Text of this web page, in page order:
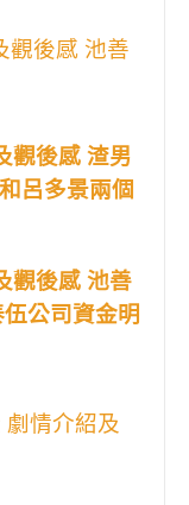
觀後感 池善
觀後感 渣男
呂多景兩個
觀後感 池善
公司資金明
情介紹及